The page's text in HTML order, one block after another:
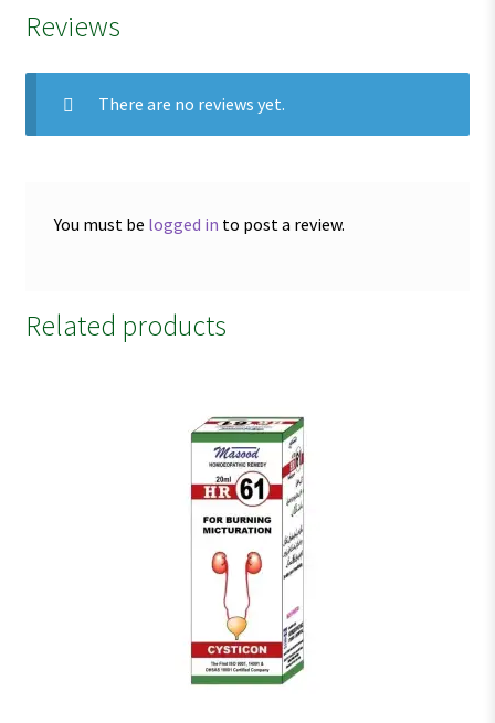
Reviews
There are no reviews yet.
You must be logged in to post a review.
Related products